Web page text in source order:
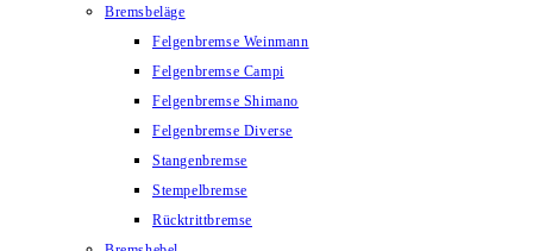
Bremsbeläge
Felgenbremse Weinmann
Felgenbremse Campi
Felgenbremse Shimano
Felgenbremse Diverse
Stangenbremse
Stempelbremse
Rücktrittbremse